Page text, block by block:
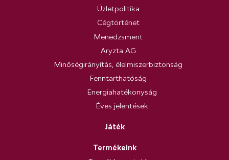
Üzletpolitika
Cégtörténet
Menedzsment
Aryzta AG
Minőségirányítás, élelmiszerbiztonság
Fenntarthatóság
Energiahatékonyság
Éves jelentések
Játék
Termékeink